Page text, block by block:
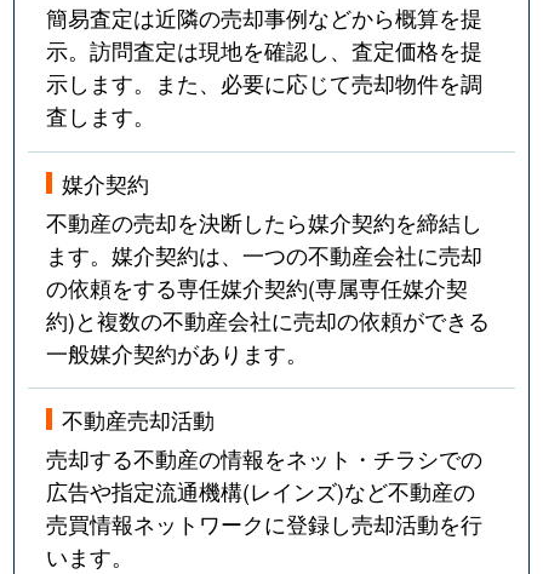
簡易査定は近隣の売却事例などから概算を提
示。訪問査定は現地を確認し、査定価格を提
示します。また、必要に応じて売却物件を調
査します。
媒介契約
不動産の売却を決断したら媒介契約を締結し
ます。媒介契約は、一つの不動産会社に売却
の依頼をする専任媒介契約(専属専任媒介契
約)と複数の不動産会社に売却の依頼ができる
一般媒介契約があります。
不動産売却活動
売却する不動産の情報をネット・チラシでの
広告や指定流通機構(レインズ)など不動産の
売買情報ネットワークに登録し売却活動を行
います。